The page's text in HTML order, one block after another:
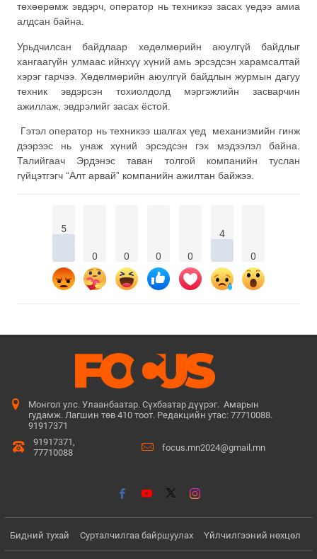
төхөөрөмж эвдэрч, оператор нь техникээ засах үедээ амиа
алдсан байна.
Урьдчилсан байдлаар хөдөлмөрийн аюулгүй байдлыг
хангаагүйн улмаас ийнхүү хүний амь эрсэдсэн харамсалтай
хэрэг гарчээ. Хөдөлмөрийн аюулгүй байдлын журмын дагуу
техник эвдэрсэн тохиолдолд мэргэжлийн засварчин
ажиллаж, эвдрэлийг засах ёстой.
Гэтэл оператор нь техникээ шалгах үед механизмийн гинж
дээрээс нь унаж хүний эрсэдсэн гэх мэдээлэл байна.
Талийгаач Эрдэнэс таван толгой компанийн туслан
гүйцэтгэгч “Алт арвай” компанийн ажилтан байжээ.
5
0 0 0 0
4
0
Монгол улс. Улаанбаатар. Сүхбаатар дүүрэг. Амарын
гудамж. Лагшин төв 410 тоот. Редакцийн утас: 77710088.
91917371
91917371,
77710088
focus.mn2024@gmail.mn
Бидний тухай Сурталчилгаа байршуулах Үйлчилгээний нөхцөл